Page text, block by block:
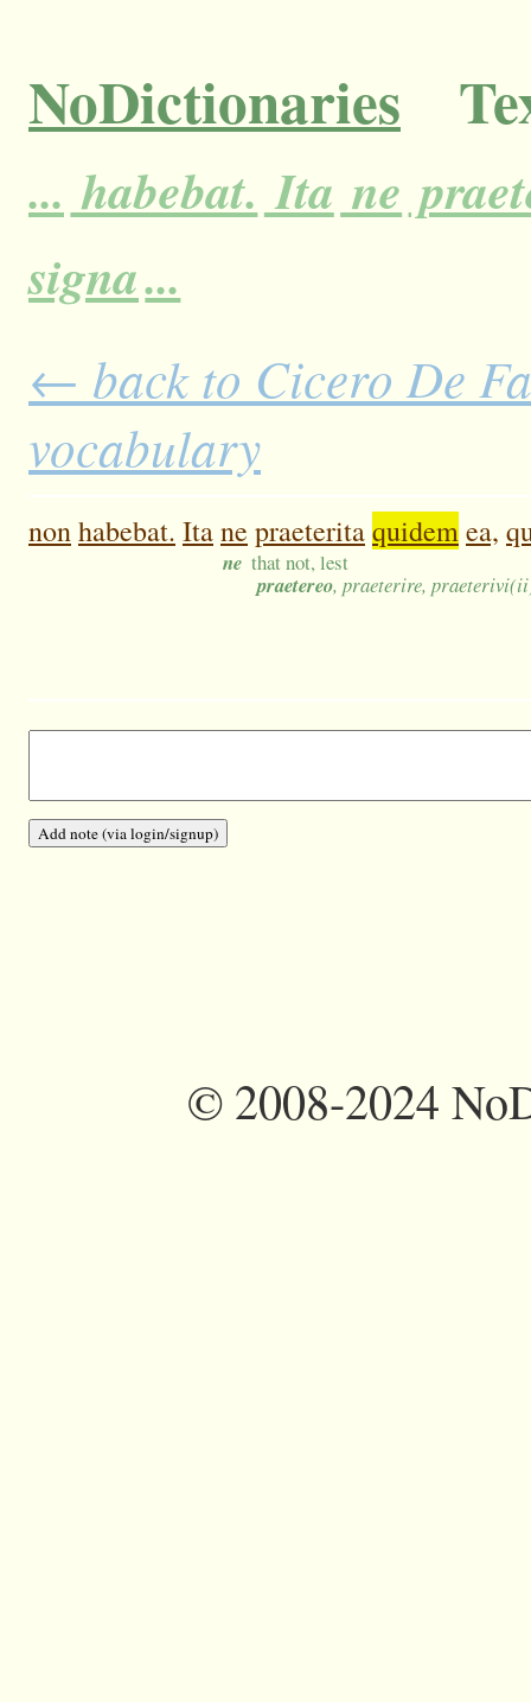
NoDictionaries
... habebat. Ita ne
signa...
← back to Cicero De
vocabulary
nonhabebat. Itane praeteritaquidemea,
ne that not, lest
praetereo, praeterire,
©2008-2024